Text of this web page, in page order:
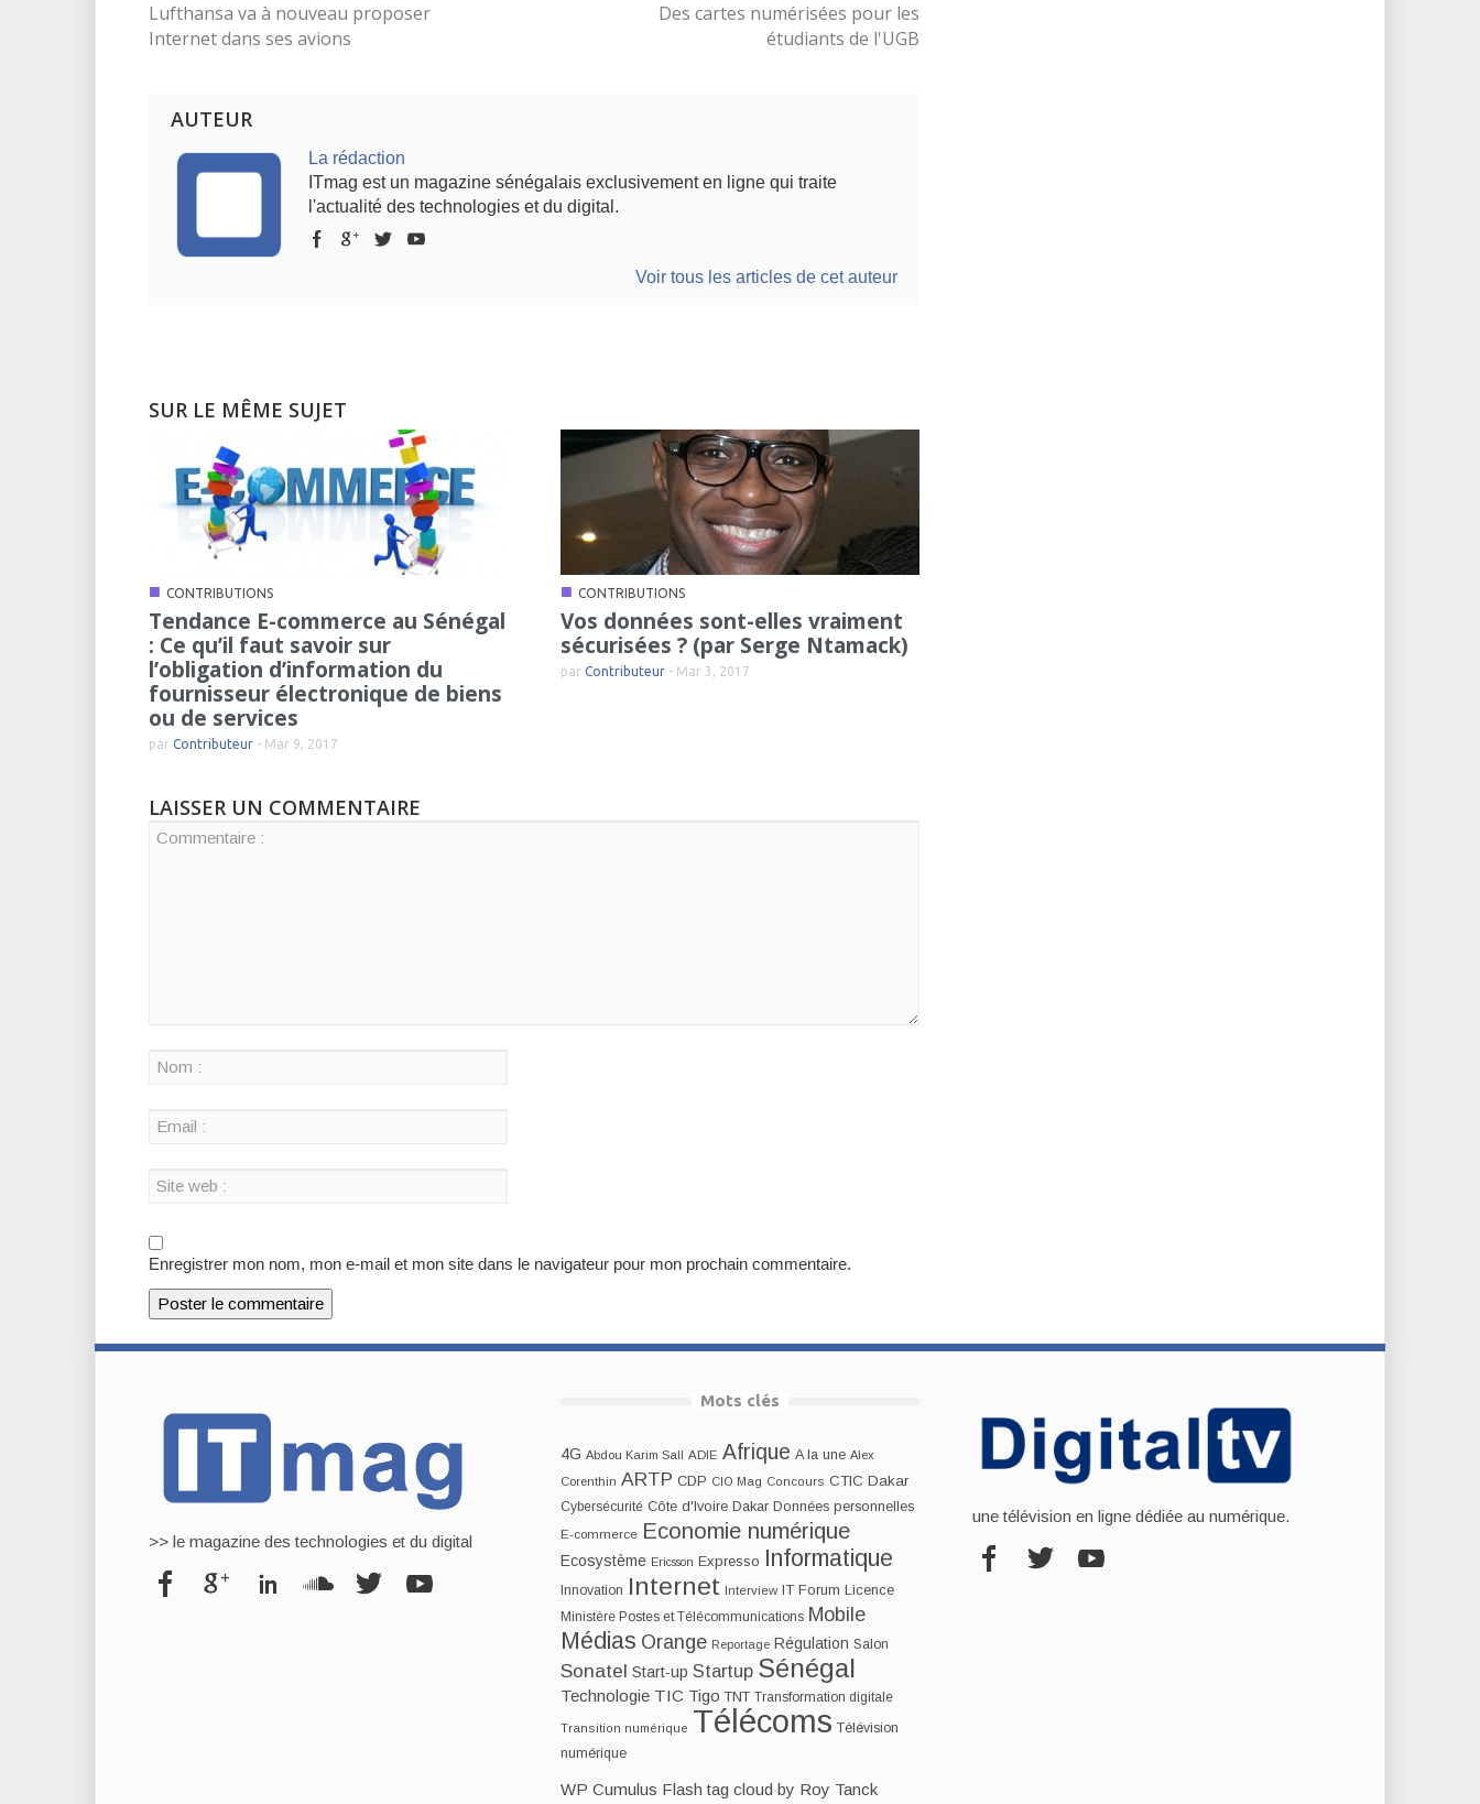
Lufthansa va à nouveau proposer
Internet dans ses avions
Des cartes numérisées pour les
étudiants de l'UGB
AUTEUR
La rédaction
ITmag est un magazine sénégalais exclusivement en ligne qui traite
l'actualité des technologies et du digital.
Voir tous les articles de cet auteur
SUR LE MÊME SUJET
■ CONTRIBUTIONS
Tendance E-commerce au Sénégal
: Ce qu’il faut savoir sur
l’obligation d’information du
fournisseur électronique de biens
ou de services
par Contributeur - Mar 9, 2017
■ CONTRIBUTIONS
Vos données sont-elles vraiment
sécurisées ? (par Serge Ntamack)
par Contributeur- Mar 3, 2017
LAISSER UN COMMENTAIRE
Enregistrer mon nom, mon e-mail et mon site dans le navigateur pour mon prochain commentaire.
>> le magazine des technologies et du digital
Mots clés
4G Abdou Karim Sall ADIE Afrique A la une Alex
Corenthin ARTP CDP CIO Mag Concours CTIC Dakar
Cybersécurité Côte d'Ivoire Dakar Données personnelles
E-commerce Economie numérique
Ecosystème Ericsson Expresso Informatique
Innovation Internet Interview IT Forum Licence
Ministère Postes et Télécommunications Mobile
Médias Orange Reportage Régulation Salon
Sonatel Start-up Startup Sénégal
Technologie TIC Tigo TNT Transformation digitale
Transition numérique Télécoms Télévision
numérique
WP Cumulus Flash tag cloud by Roy Tanck
une télévision en ligne dédiée au numérique.